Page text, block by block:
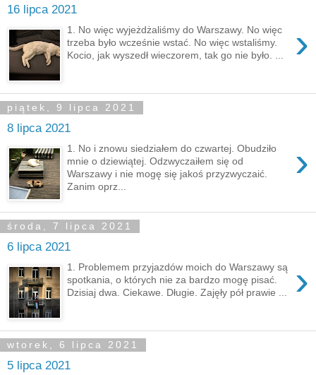
16 lipca 2021
›
1. No więc wyjeżdżaliśmy do Warszawy. No więc
trzeba było wcześnie wstać. No więc wstaliśmy.
Kocio, jak wyszedł wieczorem, tak go nie było. ...
piątek, 9 lipca 2021
8 lipca 2021
›
1. No i znowu siedziałem do czwartej. Obudziło
mnie o dziewiątej. Odzwyczaiłem się od
Warszawy i nie mogę się jakoś przyzwyczaić.
Zanim oprz...
środa, 7 lipca 2021
6 lipca 2021
›
1. Problemem przyjazdów moich do Warszawy są
spotkania, o których nie za bardzo mogę pisać.
Dzisiaj dwa. Ciekawe. Długie. Zajęły pół prawie ...
wtorek, 6 lipca 2021
5 lipca 2021